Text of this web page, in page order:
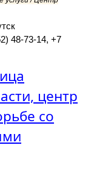
48-73-14, +7
центр
со